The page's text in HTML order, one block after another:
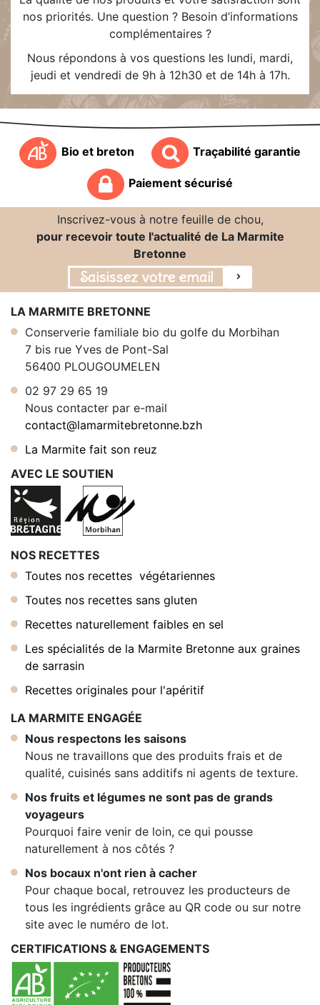
nos priorités. Une question ? Besoin d’informations
complémentaires ?
Nous répondons à vos questions les lundi, mardi,
jeudi et vendredi de 9h à 12h30 et de 14h à 17h.
Bio et breton Traçabilité garantie
Paiement sécurisé
Inscrivez-vous à notre feuille de chou,
pour recevoir toute l'actualité de La Marmite
Bretonne
LA MARMITE BRETONNE
Conserverie familiale bio du golfe du Morbihan
7 bis rue Yves de Pont-Sal
56400 PLOUGOUMELEN
02 97 29 65 19
Nous contacter par e-mail
contact@lamarmitebretonne.bzh
La Marmite fait son reuz
AVEC LE SOUTIEN
NOS RECETTES
Toutes nos recettes végétariennes
Toutes nos recettes sans gluten
Recettes naturellement faibles en sel
Les spécialités de la Marmite Bretonne aux graines
de sarrasin
Recettes originales pour l'apéritif
LA MARMITE ENGAGÉE
Nous respectons les saisons
Nous ne travaillons que des produits frais et de
qualité, cuisinés sans additifs ni agents de texture.
Nos fruits et légumes ne sont pas de grands
voyageurs
Pourquoi faire venir de loin, ce qui pousse
naturellement à nos côtés ?
Nos bocaux n'ont rien à cacher
Pour chaque bocal, retrouvez les producteurs de
tous les ingrédients grâce au QR code ou sur notre
site avec le numéro de lot.
CERTIFICATIONS & ENGAGEMENTS